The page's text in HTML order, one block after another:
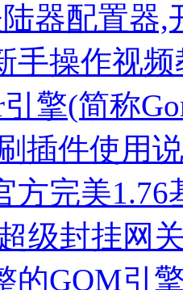
器配置器,
手操作视
引擎(简称
插件使用
方完美
级封挂网
的GOM引